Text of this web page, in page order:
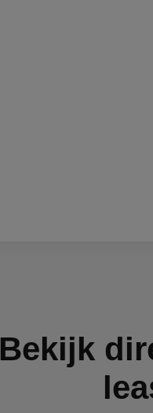
Bekijk